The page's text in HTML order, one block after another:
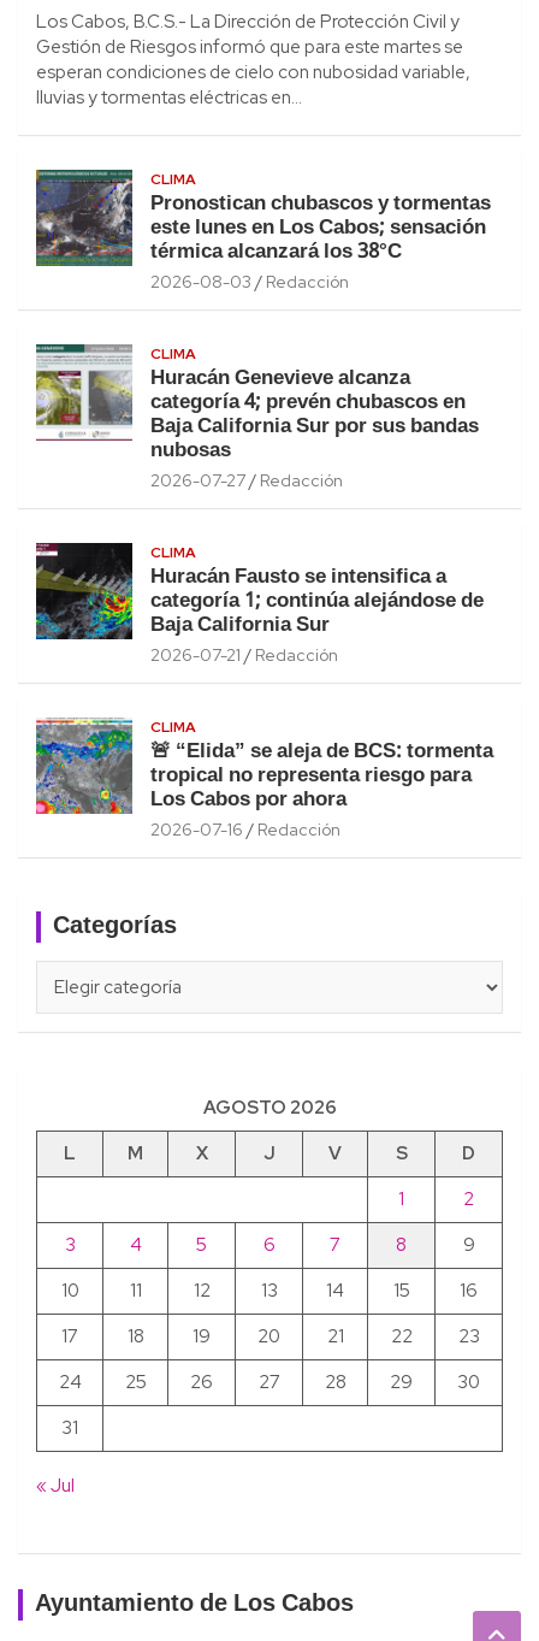
Los Cabos, B.C.S.- La Dirección de Protección Civil y
Gestión de Riesgos informó que para este martes se
esperan condiciones de cielo con nubosidad variable,
lluvias y tormentas eléctricas en…
CLIMA
Pronostican chubascos y tormentas
este lunes en Los Cabos; sensación
térmica alcanzará los 38°C
2026-08-03 Redacción
CLIMA
Huracán Genevieve alcanza
categoría 4; prevén chubascos en
Baja California Sur por sus bandas
nubosas
2026-07-27 Redacción
CLIMA
Huracán Fausto se intensifica a
categoría 1; continúa alejándose de
Baja California Sur
2026-07-21 Redacción
CLIMA
🚨 “Elida” se aleja de BCS: tormenta
tropical no representa riesgo para
Los Cabos por ahora
2026-07-16 Redacción
Categorías
AGOSTO 2026
L
M X J V S
D
1
2
3
4 5 6 7 8
9
10
11 12 13 14 15
16
17
18 19 20 21 22
23
24
25 26 27 28 29
30
31
« Jul
Ayuntamiento de Los Cabos